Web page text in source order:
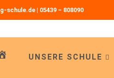
schule.de | 05439 – 808090
UNSERE SCHULE